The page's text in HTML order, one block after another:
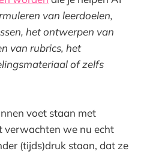
van leerdoelen,
het ontwerpen van
van rubrics, het
of zelfs
voet staan met
verwachten we nu echt
(tijds)druk staan, dat ze